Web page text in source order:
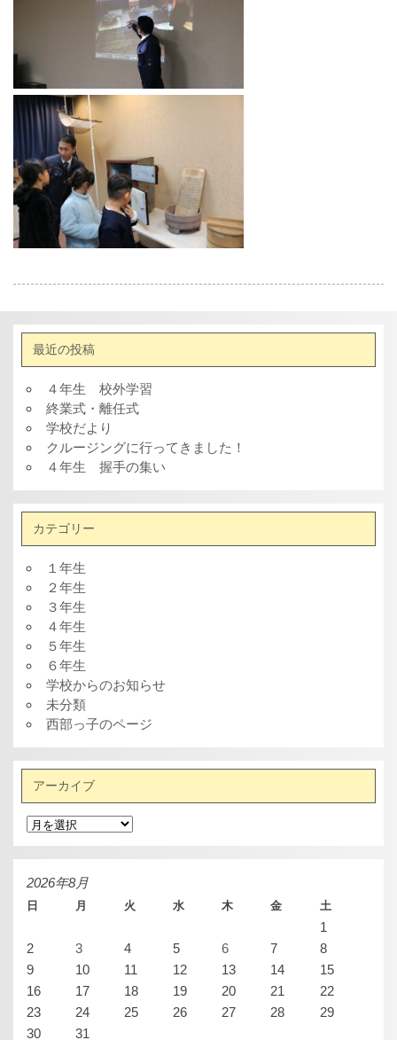
最近の投稿
４年生 校外学習
終業式・離任式
学校だより
クルージングに行ってきました！
４年生 握手の集い
カテゴリー
１年生
２年生
３年生
４年生
５年生
６年生
学校からのお知らせ
未分類
西部っ子のページ
アーカイブ
ア
ー
カ
イ
ブ
2026年8月
日 月 火 水 木 金 土
1
2
3 4 5 6 7
8
9
10 11 12 13 14
15
16
17 18 19 20 21
22
23
24 25 26 27 28
29
30
31